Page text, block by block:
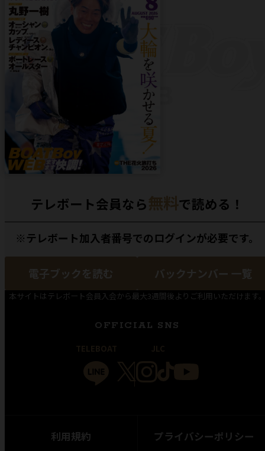
テレボート会員なら無料で読める！
※テレボート加入者番号でのログインが必要です。
電子ブックを読む バックナンバー 一覧
本サイトはテレボート会員入会から最大3週間後よりご利用いただけます
OFFICIAL SNS
利用規約 プライバシーポリシー